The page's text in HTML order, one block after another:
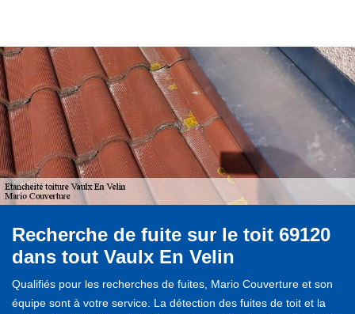
Recherche de fuite sur le toit 69120
dans tout Vaulx En Velin
Qualifiés pour les recherches de fuites, Mario Couverture et son
équipe sont à votre service. La détection des fuites de toit et la